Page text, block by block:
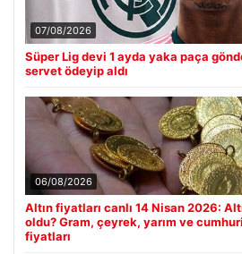
07/08/2026
Süper Lig devi 1 ayda yaka paça
servet ödeyip aldı
06/08/2026
Altın fiyatları canlı 14 Nisan 2026:
oldu? Gram, çeyrek, yarım ve
fiyatları